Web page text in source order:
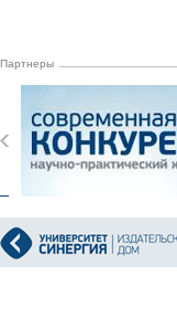
Партнеры